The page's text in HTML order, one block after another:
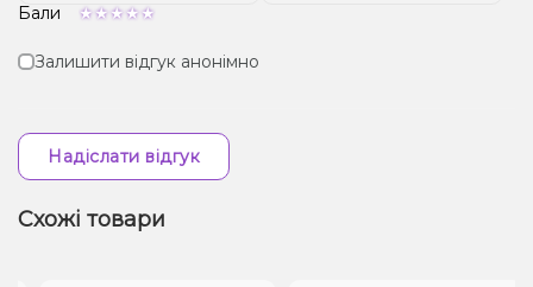
Бали
Залишити відгук анонімно
Надіслати відгук
Схожі товари